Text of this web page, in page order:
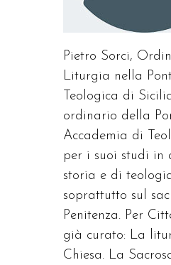
Pietro Sorci,
Liturgia nella
Teologica di
ordinario della
Accademia di
per i suoi studi in
storia e di
soprattutto sul
Penitenza. Per
già curato: La
Chiesa. La